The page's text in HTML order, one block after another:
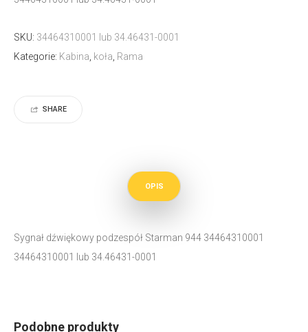
SKU: 34464310001 lub 34.46431-0001
Kategorie: Kabina koła Rama
SHARE
OPIS
Sygnał dźwiękowy podzespół Starman 944 34464310001
34464310001 lub 34.46431-0001
Podobne produkty